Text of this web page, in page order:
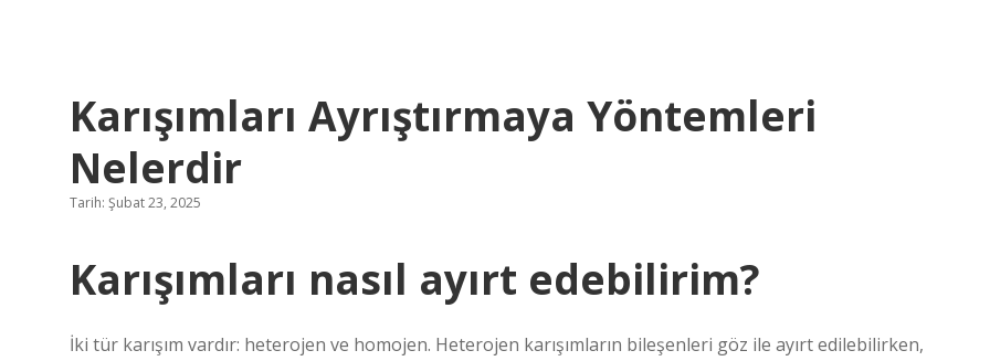
Karışımları Ayrıştırmaya Yöntemleri
Nelerdir
Tarih: Şubat 23, 2025
Karışımları nasıl ayırt edebilirim?
İki tür karışım vardır: heterojen ve homojen. Heterojen karışımların bileşenleri göz ile ayırt edilebilirken,